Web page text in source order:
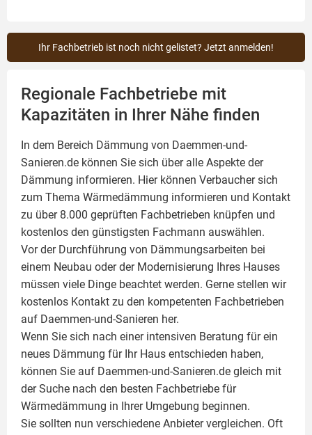
Ihr Fachbetrieb ist noch nicht gelistet? Jetzt anmelden!
Regionale Fachbetriebe mit
Kapazitäten in Ihrer Nähe finden
In dem Bereich Dämmung von Daemmen-und-
Sanieren.de können Sie sich über alle Aspekte der
Dämmung informieren. Hier können Verbaucher sich
zum Thema Wärmedämmung informieren und Kontakt
zu über 8.000 geprüften Fachbetrieben knüpfen und
kostenlos den günstigsten Fachmann auswählen.
Vor der Durchführung von Dämmungsarbeiten bei
einem Neubau oder der Modernisierung Ihres Hauses
müssen viele Dinge beachtet werden. Gerne stellen wir
kostenlos Kontakt zu den kompetenten Fachbetrieben
auf Daemmen-und-Sanieren her.
Wenn Sie sich nach einer intensiven Beratung für ein
neues Dämmung für Ihr Haus entschieden haben,
können Sie auf Daemmen-und-Sanieren.de gleich mit
der Suche nach den besten Fachbetriebe für
Wärmedämmung in Ihrer Umgebung beginnen.
Sie sollten nun verschiedene Anbieter vergleichen. Oft